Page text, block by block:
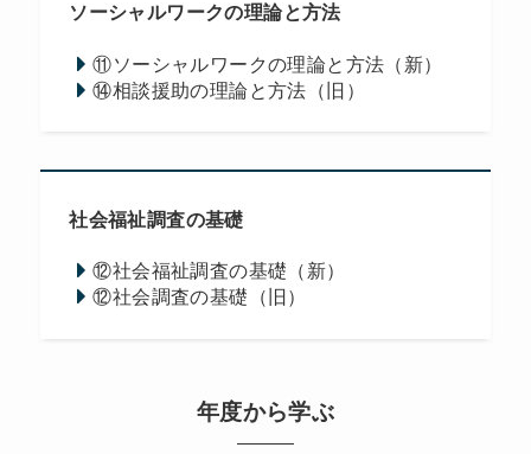
ソーシャルワークの理論と方法
⑪ソーシャルワークの理論と方法（新）
⑭相談援助の理論と方法（旧）
社会福祉調査の基礎
⑫社会福祉調査の基礎（新）
⑫社会調査の基礎（旧）
年度から学ぶ